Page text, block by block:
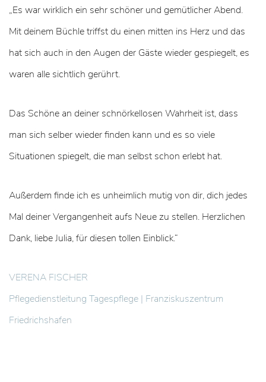
„Es war wirklich ein sehr schöner und gemütlicher Abend.
Mit deinem Büchle triffst du einen mitten ins Herz und das
hat sich auch in den Augen der Gäste wieder gespiegelt, es
waren alle sichtlich gerührt.
Das Schöne an deiner schnörkellosen Wahrheit ist, dass
man sich selber wieder finden kann und es so viele
Situationen spiegelt, die man selbst schon erlebt hat.
Außerdem finde ich es unheimlich mutig von dir, dich jedes
Mal deiner Vergangenheit aufs Neue zu stellen. Herzlichen
Dank, liebe Julia, für diesen tollen Einblick.“
VERENA FISCHER
Pflegedienstleitung Tagespflege | Franziskuszentrum
Friedrichshafen